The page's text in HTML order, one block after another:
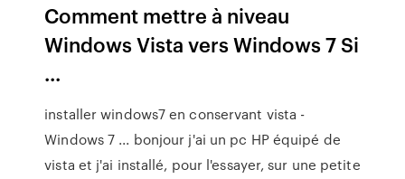
Comment mettre à niveau
Windows Vista vers Windows 7 Si
...
installer windows7 en conservant vista -
Windows 7 ... bonjour j'ai un pc HP équipé de
vista et j'ai installé, pour l'essayer, sur une petite